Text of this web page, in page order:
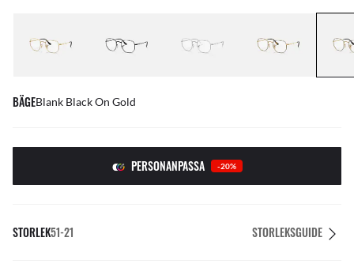
BÄGEBlank Black On Gold
PERSONANPASSA -20%
STORLEK51-21 STORLEKSGUIDE